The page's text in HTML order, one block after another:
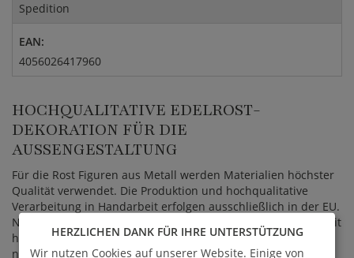
Spedition
EAN:
4056026417960
HOCHQUALITATIVE EDELROST-
DEKORATION FÜR DIE
AUSSENGESTALTUNG
Für die Rost Figuren aus Metall werden Materialien höchster
Qualität verwendet. Die Produktion und hochqualitative
Verarbeitung in Handarbeit erfolgen ausschließlich in der EU.
Nach der Fertigstellung werden die Eisenobjekte an Orten mit
hoher Luftfeuchtigkeit und Wärme gelagert, wodurch der
natürliche Rostprozess einsetzt. Hierbei verändert sich der
HERZLICHEN DANK FÜR IHRE UNTERSTÜTZUNG
Wir nutzen Cookies auf unserer Website. Einige von